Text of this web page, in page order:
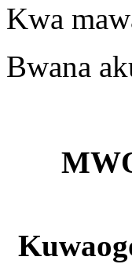
Kwa
Bwana